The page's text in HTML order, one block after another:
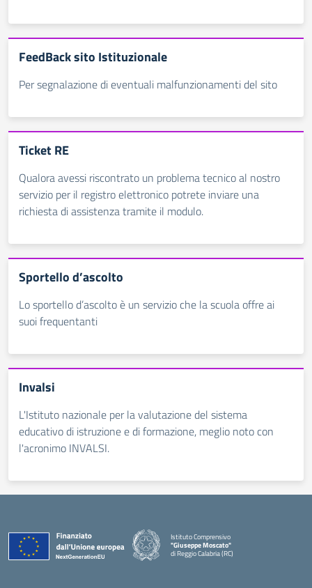
FeedBack sito Istituzionale
Per segnalazione di eventuali malfunzionamenti del sito
Ticket RE
Qualora avessi riscontrato un problema tecnico al nostro
servizio per il registro elettronico potrete inviare una
richiesta di assistenza tramite il modulo.
Sportello d’ascolto
Lo sportello d’ascolto è un servizio che la scuola offre ai
suoi frequentanti
Invalsi
L'Istituto nazionale per la valutazione del sistema
educativo di istruzione e di formazione, meglio noto con
l'acronimo INVALSI.
Istituto Comprensivo
"Giuseppe Moscato"
di Reggio Calabria (RC)
— Visita la pagina iniziale della scuola